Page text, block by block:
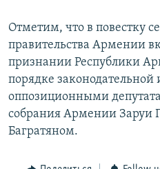
Отметим, что в повестку
правительства Армении
признании Республики
порядке
оппозиционными
собрания Армении Заруи
Багратяном.